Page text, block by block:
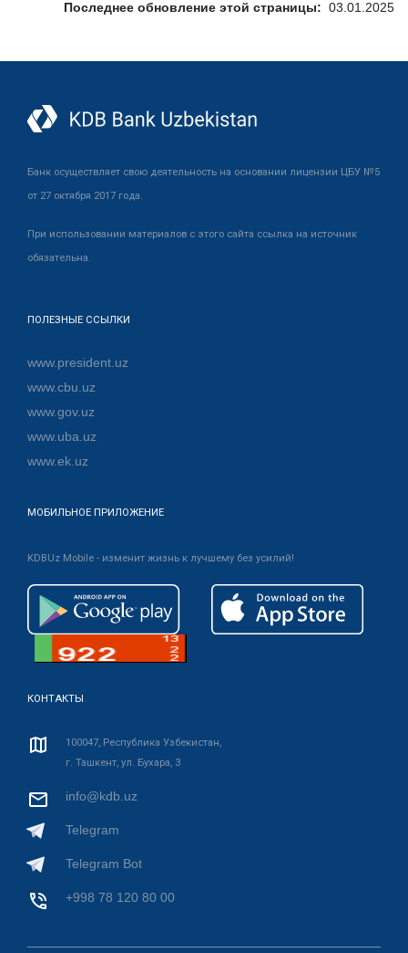
Последнее обновление этой страницы: 03.01.2025
Банк осуществляет свою деятельность на основании лицензии ЦБУ №5
от 27 октября 2017 года.
При использовании материалов с этого сайта ссылка на источник
обязательна.
ПОЛЕЗНЫЕ ССЫЛКИ
www.president.uz
www.cbu.uz
www.gov.uz
www.uba.uz
www.ek.uz
МОБИЛЬНОЕ ПРИЛОЖЕНИЕ
KDBUz Mobile - изменит жизнь к лучшему без усилий!
КОНТАКТЫ
100047, Республика Узбекистан,
г. Ташкент, ул. Бухара, 3
info@kdb.uz
Telegram
Telegram Bot
+998 78 120 80 00